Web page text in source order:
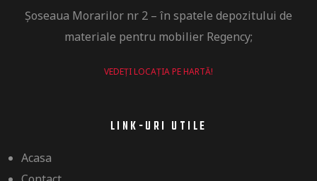
Șoseaua Morarilor nr 2 – în spatele depozitului de
materiale pentru mobilier Regency​;
VEDEȚI LOCAȚIA PE HARTĂ!
LINK-URI UTILE
Acasa